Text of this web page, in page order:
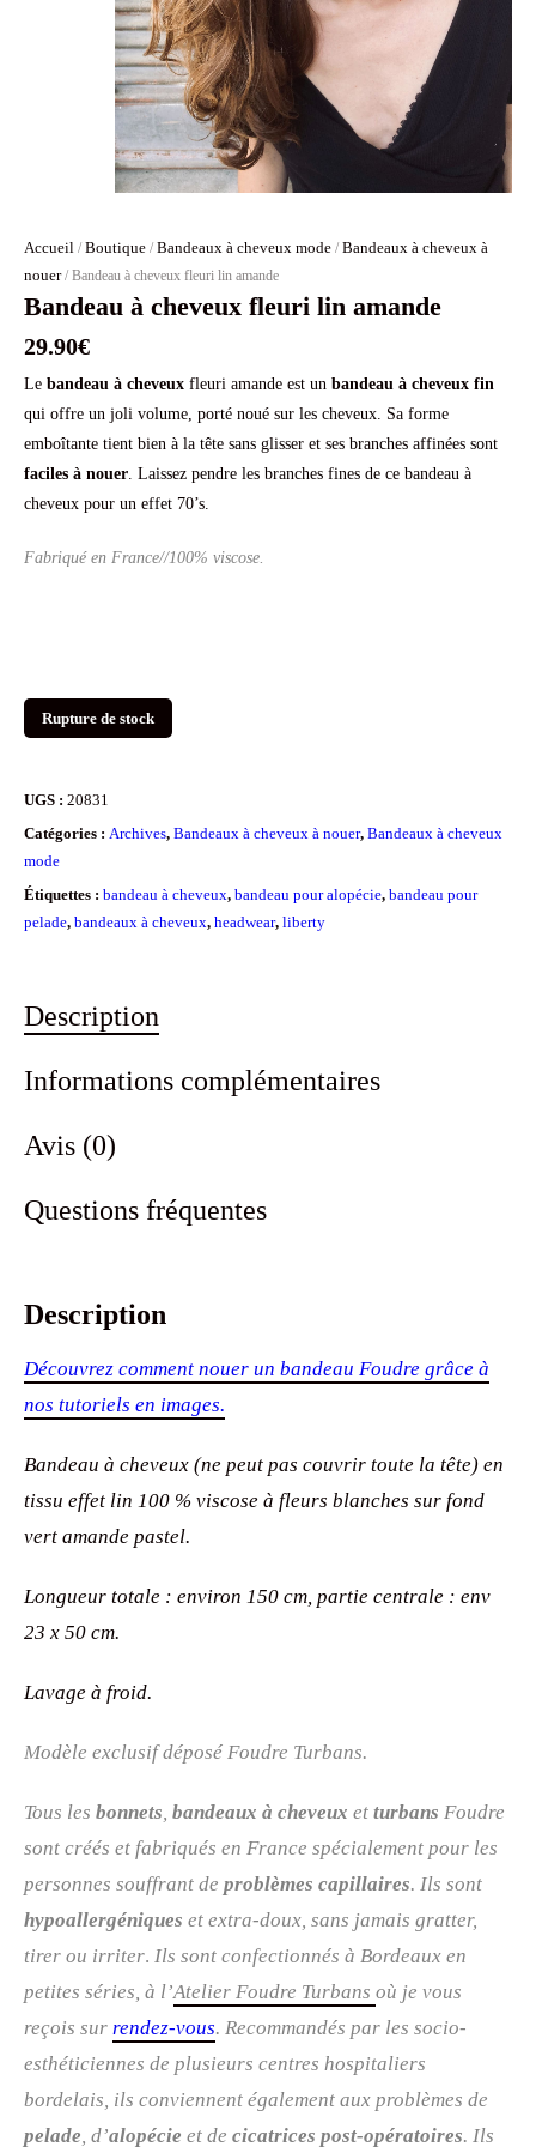
Accueil / Boutique / Bandeaux à cheveux mode / Bandeaux à cheveux à
nouer/ Bandeau à cheveux fleuri lin amande
Bandeau à cheveux fleuri lin amande
29.90€
Le bandeau à cheveux fleuri amande est un bandeau à cheveux fin
qui offre un joli volume, porté noué sur les cheveux. Sa forme
emboîtante tient bien à la tête sans glisser et ses branches affinées sont
faciles à nouer . Laissez pendre les branches fines de ce bandeau à
cheveux pour un effet 70’s.
Fabriqué en France//100% viscose.
Rupture de stock
UGS : 20831
Catégories : Archives, Bandeaux à cheveux à nouer, Bandeaux à cheveux
mode
Étiquettes : bandeau à cheveux, bandeau pour alopécie, bandeau pour
pelade, bandeaux à cheveux, headwear, liberty
Description
Informations complémentaires
Avis (0)
Questions fréquentes
Description
Découvrez comment nouer un bandeau Foudre grâce à
nos tutoriels en images.
Bandeau à cheveux (ne peut pas couvrir toute la tête) en
tissu effet lin 100 % viscose à fleurs blanches sur fond
vert amande pastel.
Longueur totale : environ 150 cm, partie centrale : env
23 x 50 cm.
Lavage à froid.
Modèle exclusif déposé Foudre Turbans.
Tous les bonnets, bandeaux à cheveux et turbans Foudre
sont créés et fabriqués en France spécialement pour les
personnes souffrant de problèmes capillaires. Ils sont
hypoallergéniques et extra-doux, sans jamais gratter,
tirer ou irriter. Ils sont confectionnés à Bordeaux en
petites séries, à l’Atelier Foudre Turbans où je vous
reçois sur rendez-vous. Recommandés par les socio-
esthéticiennes de plusieurs centres hospitaliers
bordelais, ils conviennent également aux problèmes de
pelade, d’alopécie et de cicatrices post-opératoires. Ils